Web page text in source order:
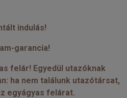
indulás!
garancia!
felár! Egyedül utazóknak
ha nem találunk utazótársat,
egyágyas felárat.